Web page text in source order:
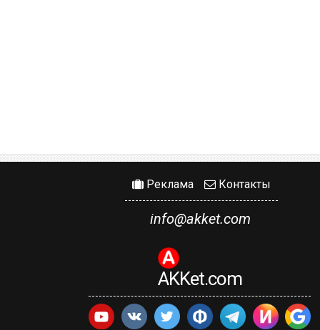
Реклама Контакты
info@akket.com
AKKet.com